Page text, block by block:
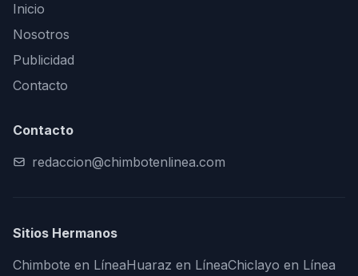
Inicio
Nosotros
Publicidad
Contacto
Contacto
redaccion@chimbotenlinea.com
Sitios Hermanos
Chimbote en LíneaHuaraz en LíneaChiclayo en Línea